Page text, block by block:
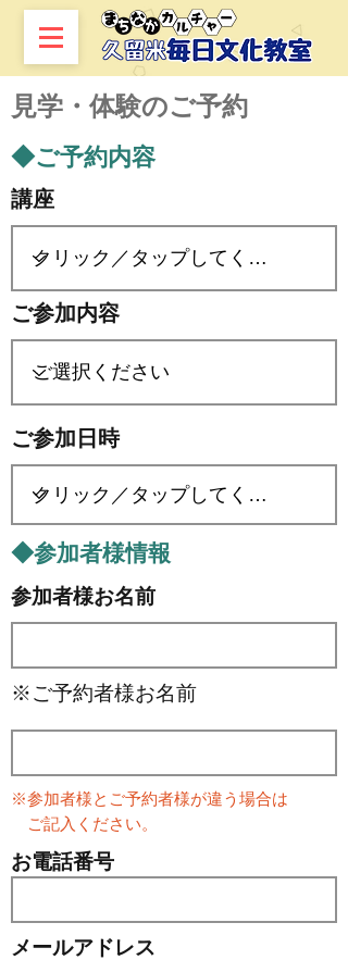
​見学・体験のご予約
◆ご予約内容
講座
ご参加内容
ご参加日時
◆参加者様情報
参加者様お名前
※ご予約者様お名前
※参加者様とご予約者様が違う場合は
​ ご記入ください。
お電話番号
メールアドレス